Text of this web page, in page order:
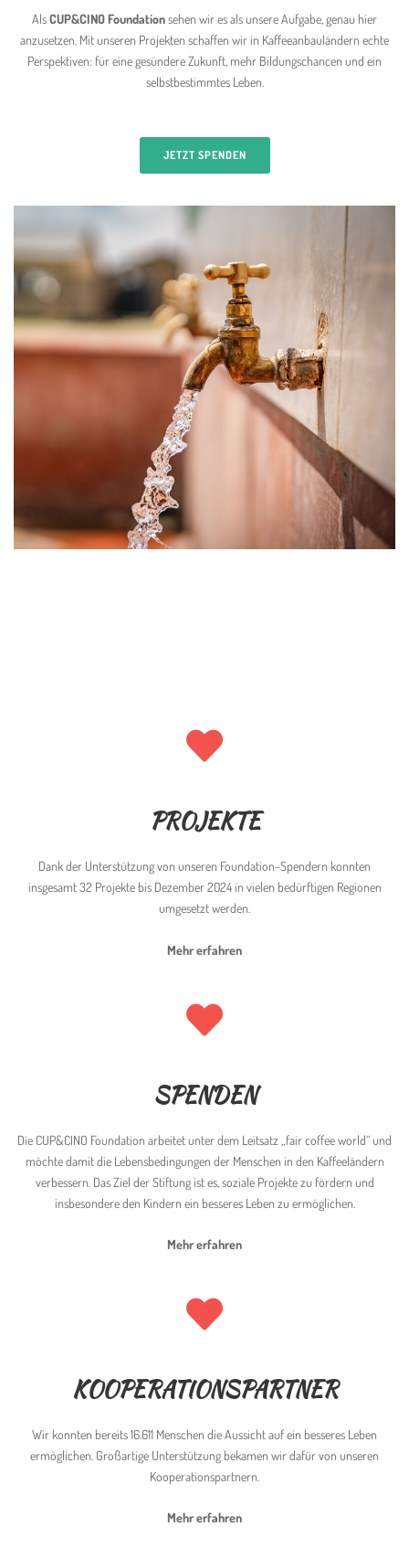
AlsCUP&CINO Foundationsehen wir es als unsere Aufgabe, genau hier
anzusetzen. Mit unseren Projekten schaffen wir in Kaffeeanbauländern echte
Perspektiven: für eine gesündere Zukunft, mehr Bildungschancen und ein
selbstbestimmtes Leben.
JETZT SPENDEN
PROJEKTE
Dank der Unterstützung von unseren Foundation-Spendern konnten
insgesamt 32 Projekte bis Dezember 2024 in vielen bedürftigen Regionen
umgesetzt werden.
Mehr erfahren
SPENDEN
Die CUP&CINO Foundation arbeitet unter dem Leitsatz „fair coffee world“ und
möchte damit die Lebensbedingungen der Menschen in den Kaffeeländern
verbessern. Das Ziel der Stiftung ist es, soziale Projekte zu fördern und
insbesondere den Kindern ein besseres Leben zu ermöglichen.
Mehr erfahren
KOOPERATIONSPARTNER
Wir konnten bereits 16.611 Menschen die Aussicht auf ein besseres Leben
ermöglichen. Großartige Unterstützung bekamen wir dafür von unseren
Kooperationspartnern.
Mehr erfahren